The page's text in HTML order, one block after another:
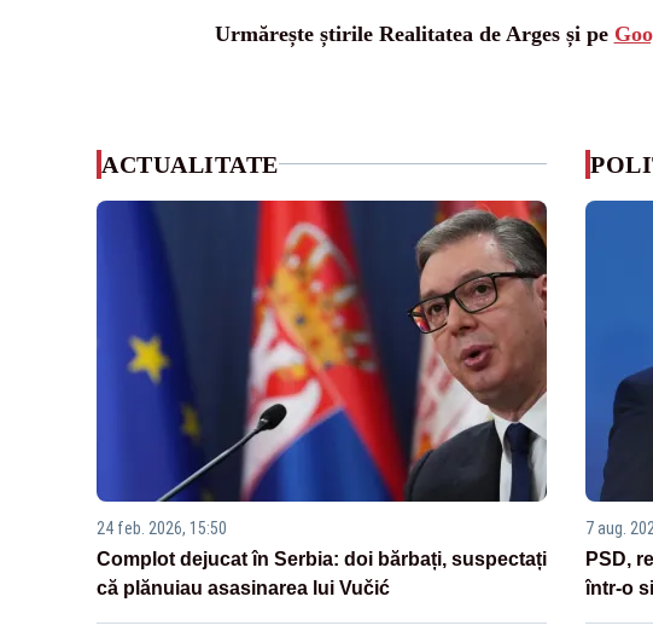
Urmărește știrile Realitatea de Arges și pe
ACTUALITATE
24 feb. 2026, 15:50
Complot dejucat în Serbia: doi bărbați, suspectați
că plănuiau asasinarea lui Vučić
7 aug.
PSD,
într-o